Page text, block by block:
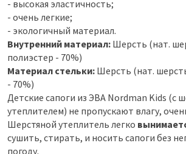
- высокая эластичность;
- очень легкие;
- экологичный материал.
Внутренний материал: Шерсть (нат.
полиэстер - 70%)
Материал стельки: Шерсть (нат.
- 70%)
Детские сапоги из ЭВА Nordman Kids (с
утеплителем) не пропускают влагу,
Шерстяной утеплитель легко
сушить, стирать, и носить сапоги без
погоду.